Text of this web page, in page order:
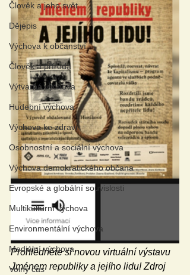
Člověk a jeho svět
Dějepis
Výchova k občanství
Člověk a příroda
Výtvarná výchova
Hudební výchova
Výchova ke zdraví
Osobnostní a sociální výchova
Výchova demokratického občana
Evropské a globální souvislosti
Multikulturní výchova
Environmentální výchova
Mediální výchova
Volný čas
Prohlédněte si novou virtuální výstavu
Jménem republiky a jejího lidu! Zdroj